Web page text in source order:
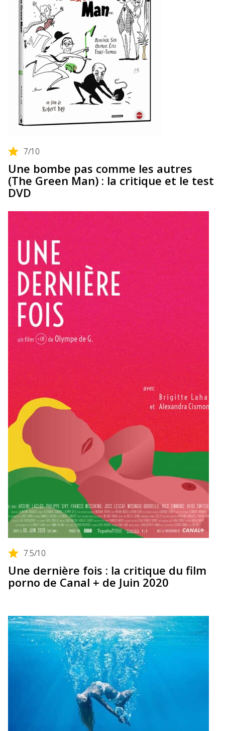
7/10
Une bombe pas comme les autres
(The Green Man) : la critique et le test
DVD
7.5/10
Une dernière fois : la critique du film
porno de Canal + de Juin 2020